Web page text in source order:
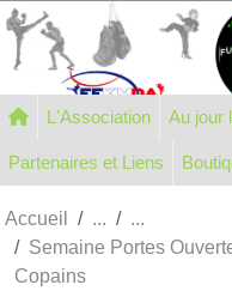
L'Association Au jour
Partenaires et Liens
Accueil
Semaine Portes
Copains
Panneau de gestion des